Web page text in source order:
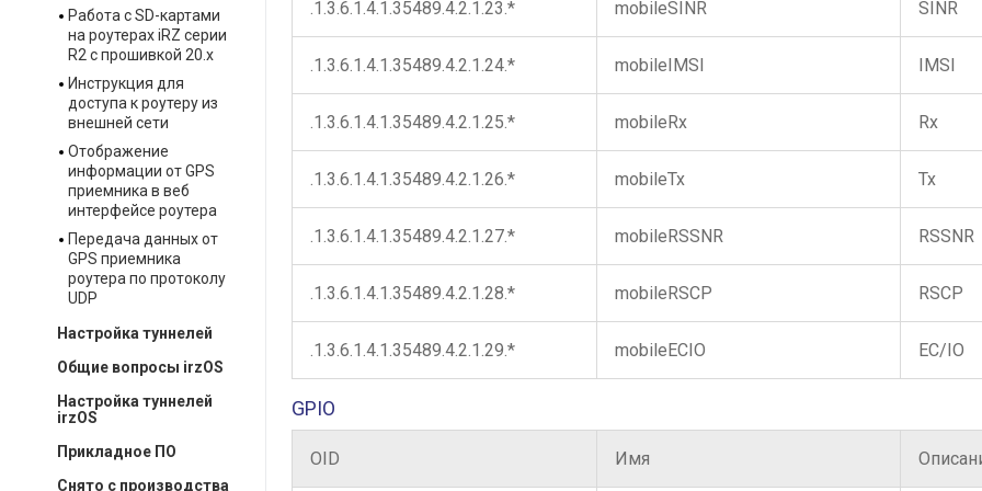
Работа с SD-картами
на роутерах iRZ серии
R2 с прошивкой 20.x
Инструкция для
доступа к роутеру из
внешней сети
Отображение
информации от GPS
приемника в веб
интерфейсе роутера
Передача данных от
GPS приемника
роутера по протоколу
UDP
Настройка туннелей
Общие вопросы irzOS
Настройка туннелей
irzOS
Прикладное ПО
Снято с производства
.1.3.6.1.4.1.35489.4.2.1.23.* mobileSINR SINR
.1.3.6.1.4.1.35489.4.2.1.24.* mobileIMSI IMSI
.1.3.6.1.4.1.35489.4.2.1.25.* mobileRx Rx
.1.3.6.1.4.1.35489.4.2.1.26.* mobileTx Tx
.1.3.6.1.4.1.35489.4.2.1.27.* mobileRSSNR RSSNR
.1.3.6.1.4.1.35489.4.2.1.28.* mobileRSCP RSCP
.1.3.6.1.4.1.35489.4.2.1.29.* mobileECIO EC/IO
GPIO
OID Имя